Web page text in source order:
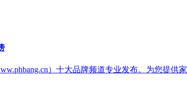
）十大品牌频道专业发布。为您提供家